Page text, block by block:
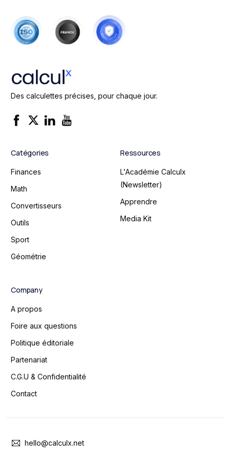
Des calculettes précises, pour chaque jour.
Catégories
Finances
Math
Convertisseurs
Outils
Sport
Géométrie
Ressources
L'Académie Calculx
(Newsletter)
Apprendre
Media Kit
Company
A propos
Foire aux questions
Politique éditoriale
Partenariat
C.G.U & Confidentialité
Contact
hello@calculx.net